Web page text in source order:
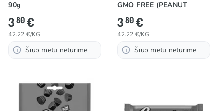
90g
380€
42.22 €/KG
Šiuo metu neturime
GMO FREE (PEANUT
BUTTER), 90g
380€
42.22 €/KG
Šiuo metu neturime